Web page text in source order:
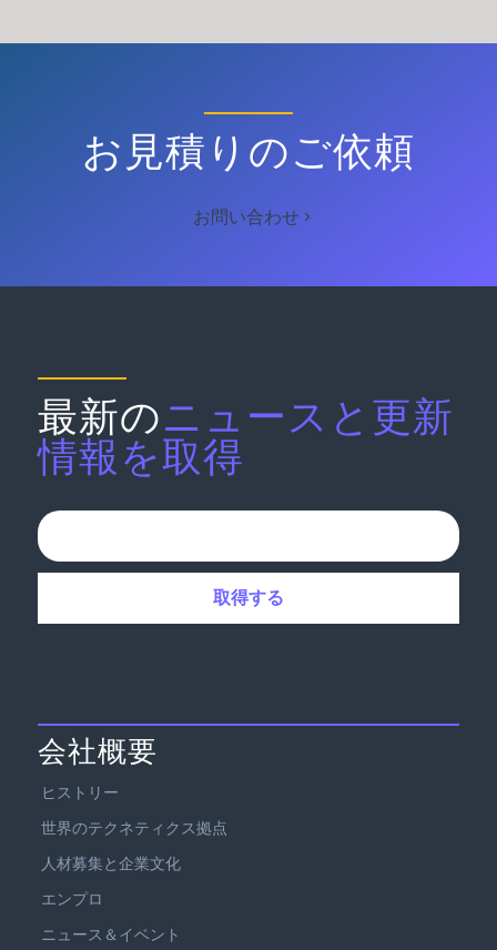
お見積りのご依頼
お問い合わせ
最新のニュースと更新
情報を取得
会社概要
ヒストリー
世界のテクネティクス拠点
人材募集と企業文化
エンプロ
ニュース＆イベント